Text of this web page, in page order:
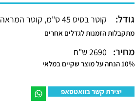
קוטר בסיס 45 ס"מ, קוטר המראה 30 ס"מ גודל:
מתקבלות הזמנות לגדלים אחרים
2690 ש"ח מחיר:
10% הנחה על מוצר שקיים במלאי
יצירת קשר בוואטסאפ